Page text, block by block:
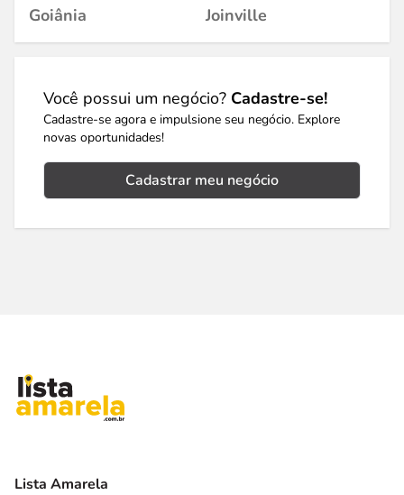
Goiânia
Joinville
Você possui um negócio? Cadastre-se!
Cadastre-se agora e impulsione seu negócio. Explore
novas oportunidades!
Cadastrar meu negócio
Lista Amarela